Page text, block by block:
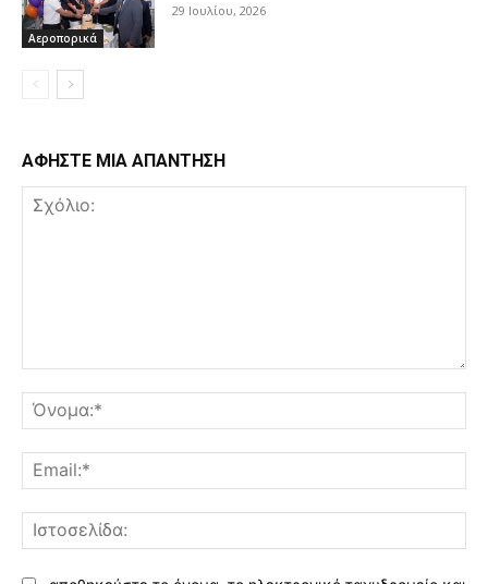
Αεροπορικά
29 Ιουλίου, 2026
ΑΦΗΣΤΕ ΜΙΑ ΑΠΑΝΤΗΣΗ